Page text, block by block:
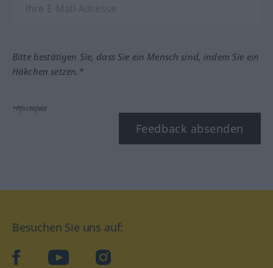
Bitte bestätigen Sie, dass Sie ein Mensch sind, indem Sie ein
Häkchen setzen.*
*Pflichtfeld
Feedback absenden
Besuchen Sie uns auf:
facebookYouTube Instagram